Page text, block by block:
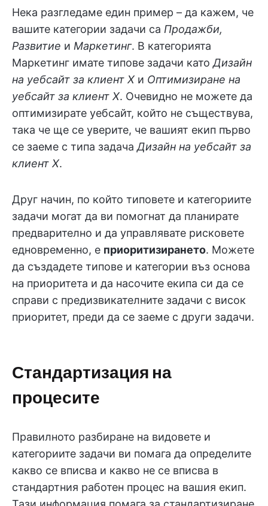
Нека разгледаме един пример – да кажем, че
вашите категории задачи са Продажби,
Развитие и Маркетинг. В категорията
Маркетинг имате типове задачи като Дизайн
на уебсайт за клиент X и Оптимизиране на
уебсайт за клиент X. Очевидно не можете да
оптимизирате уебсайт, който не съществува,
така че ще се уверите, че вашият екип първо
се заеме с типа задача Дизайн на уебсайт за
клиент X.
Друг начин, по който типовете и категориите
задачи могат да ви помогнат да планирате
предварително и да управлявате рисковете
едновременно, е приоритизирането. Можете
да създадете типове и категории въз основа
на приоритета и да насочите екипа си да се
справи с предизвикателните задачи с висок
приоритет, преди да се заеме с други задачи.
Стандартизация на
процесите
Правилното разбиране на видовете и
категориите задачи ви помага да определите
какво се вписва и какво не се вписва в
стандартния работен процес на вашия екип.